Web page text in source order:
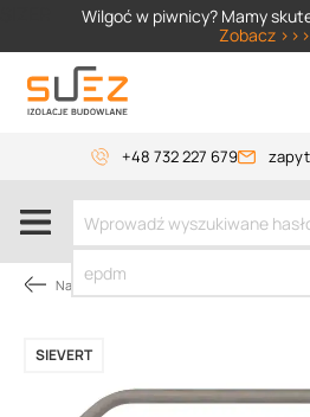
Wilgoć w piwnicy? Mamy
Zobacz >>>
+48 732 227 679
Narzędzia dekarskie
SIEVERT